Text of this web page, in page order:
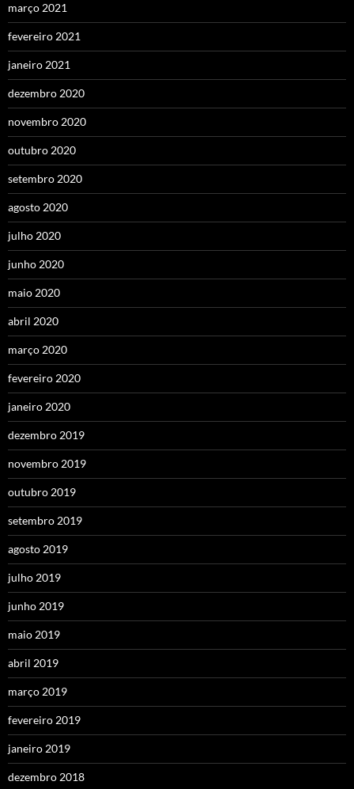
março 2021
fevereiro 2021
janeiro 2021
dezembro 2020
novembro 2020
outubro 2020
setembro 2020
agosto 2020
julho 2020
junho 2020
maio 2020
abril 2020
março 2020
fevereiro 2020
janeiro 2020
dezembro 2019
novembro 2019
outubro 2019
setembro 2019
agosto 2019
julho 2019
junho 2019
maio 2019
abril 2019
março 2019
fevereiro 2019
janeiro 2019
dezembro 2018